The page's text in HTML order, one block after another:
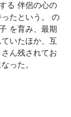
る 伴侶の心の
たという。 の
を育み、最期
いたほか、互
ん残されてお
った。